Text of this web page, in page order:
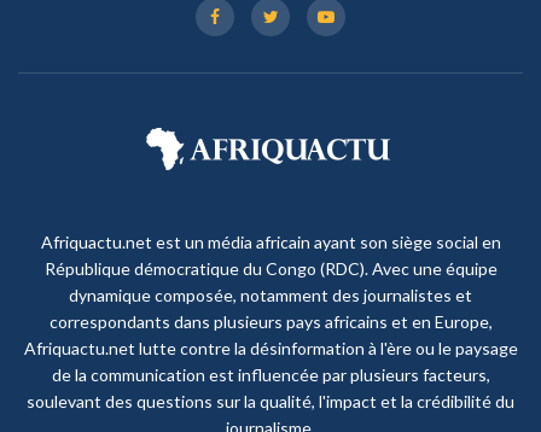
Afriquactu.net est un média africain ayant son siège social en
République démocratique du Congo (RDC). Avec une équipe
dynamique composée, notamment des journalistes et
correspondants dans plusieurs pays africains et en Europe,
Afriquactu.net lutte contre la désinformation à l'ère ou le paysage
de la communication est influencée par plusieurs facteurs,
soulevant des questions sur la qualité, l'impact et la crédibilité du